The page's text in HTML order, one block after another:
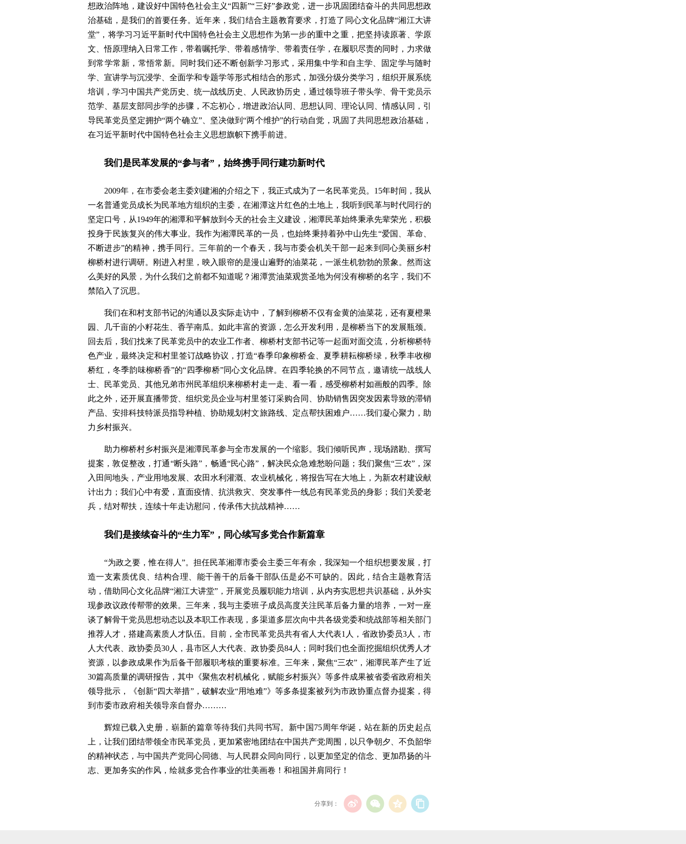
想政治阵地，建设好中国特色社会主义“四新”“三好”参政党，进一步巩固团结奋斗的共同思想政
治基础，是我们的首要任务。近年来，我们结合主题教育要求，打造了同心文化品牌“湘江大讲
堂”，将学习习近平新时代中国特色社会主义思想作为第一步的重中之重，把坚持读原著、学原
文、悟原理纳入日常工作，带着嘱托学、带着感情学、带着责任学，在履职尽责的同时，力求做
到常学常新，常悟常新。同时我们还不断创新学习形式，采用集中学和自主学、固定学与随时
学、宣讲学与沉浸学、全面学和专题学等形式相结合的形式，加强分级分类学习，组织开展系统
培训，学习中国共产党历史、统一战线历史、人民政协历史，通过领导班子带头学、骨干党员示
范学、基层支部同步学的步骤，不忘初心，增进政治认同、思想认同、理论认同、情感认同，引
导民革党员坚定拥护“两个确立”、坚决做到“两个维护”的行动自觉，巩固了共同思想政治基础，
在习近平新时代中国特色社会主义思想旗帜下携手前进。
我们是民革发展的“参与者”，始终携手同行建功新时代
2009年，在市委会老主委刘建湘的介绍之下，我正式成为了一名民革党员。15年时间，我从
一名普通党员成长为民革地方组织的主委，在湘潭这片红色的土地上，我听到民革与时代同行的
坚定口号，从1949年的湘潭和平解放到今天的社会主义建设，湘潭民革始终秉承先辈荣光，积极
投身于民族复兴的伟大事业。我作为湘潭民革的一员，也始终秉持着孙中山先生“爱国、革命、
不断进步”的精神，携手同行。三年前的一个春天，我与市委会机关干部一起来到同心美丽乡村
柳桥村进行调研。刚进入村里，映入眼帘的是漫山遍野的油菜花，一派生机勃勃的景象。然而这
么美好的风景，为什么我们之前都不知道呢？湘潭赏油菜观赏圣地为何没有柳桥的名字，我们不
禁陷入了沉思。
我们在和村支部书记的沟通以及实际走访中，了解到柳桥不仅有金黄的油菜花，还有夏橙果
园、几千亩的小籽花生、香芋南瓜。如此丰富的资源，怎么开发利用，是柳桥当下的发展瓶颈。
回去后，我们找来了民革党员中的农业工作者、柳桥村支部书记等一起面对面交流，分析柳桥特
色产业，最终决定和村里签订战略协议，打造“春季印象柳桥金、夏季耕耘柳桥绿，秋季丰收柳
桥红，冬季韵味柳桥香”的“四季柳桥”同心文化品牌。在四季轮换的不同节点，邀请统一战线人
士、民革党员、其他兄弟市州民革组织来柳桥村走一走、看一看，感受柳桥村如画般的四季。除
此之外，还开展直播带货、组织党员企业与村里签订采购合同、协助销售因突发因素导致的滞销
产品、安排科技特派员指导种植、协助规划村文旅路线、定点帮扶困难户……我们凝心聚力，助
力乡村振兴。
助力柳桥村乡村振兴是湘潭民革参与全市发展的一个缩影。我们倾听民声，现场踏勘、撰写
提案，敦促整改，打通“断头路”，畅通“民心路”，解决民众急难愁盼问题；我们聚焦“三农”，深
入田间地头，产业用地发展、农田水利灌溉、农业机械化，将报告写在大地上，为新农村建设献
计出力；我们心中有爱，直面疫情、抗洪救灾、突发事件一线总有民革党员的身影；我们关爱老
兵，结对帮扶，连续十年走访慰问，传承伟大抗战精神……
我们是接续奋斗的“生力军”，同心续写多党合作新篇章
“为政之要，惟在得人”。担任民革湘潭市委会主委三年有余，我深知一个组织想要发展，打
造一支素质优良、结构合理、能干善干的后备干部队伍是必不可缺的。因此，结合主题教育活
动，借助同心文化品牌“湘江大讲堂”，开展党员履职能力培训，从内夯实思想共识基础，从外实
现参政议政传帮带的效果。三年来，我与主委班子成员高度关注民革后备力量的培养，一对一座
谈了解骨干党员思想动态以及本职工作表现，多渠道多层次向中共各级党委和统战部等相关部门
推荐人才，搭建高素质人才队伍。目前，全市民革党员共有省人大代表1人，省政协委员3人，市
人大代表、政协委员30人，县市区人大代表、政协委员84人；同时我们也全面挖掘组织优秀人才
资源，以参政成果作为后备干部履职考核的重要标准。三年来，聚焦“三农”，湘潭民革产生了近
30篇高质量的调研报告，其中《聚焦农村机械化，赋能乡村振兴》等多件成果被省委省政府相关
领导批示，《创新“四大举措”，破解农业“用地难”》等多条提案被列为市政协重点督办提案，得
到市委市政府相关领导亲自督办………
辉煌已载入史册，崭新的篇章等待我们共同书写。新中国75周年华诞，站在新的历史起点
上，让我们团结带领全市民革党员，更加紧密地团结在中国共产党周围，以只争朝夕、不负韶华
的精神状态，与中国共产党同心同德、与人民群众同向同行，以更加坚定的信念、更加昂扬的斗
志、更加务实的作风，绘就多党合作事业的壮美画卷！和祖国并肩同行！
分享到：